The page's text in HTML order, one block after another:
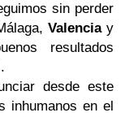
sin perder
Valenciay
resultados
desde este
inhumanos en el